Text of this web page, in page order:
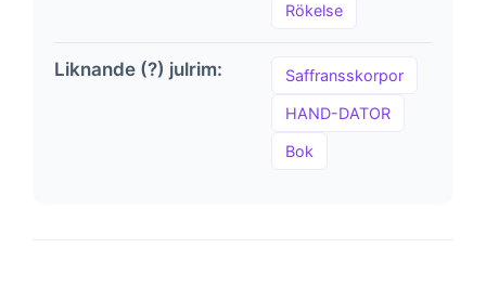
Rökelse
Liknande (?) julrim: Saffransskorpor
HAND-DATOR
Bok